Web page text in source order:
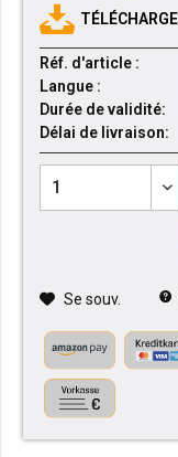
Réf. d'article :
Langue :
Durée de validité:
Délai de livraison:
Se souv.